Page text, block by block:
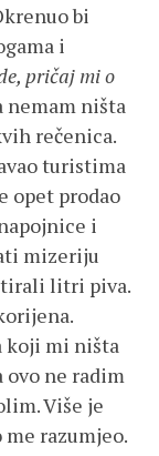
bi
i
pričaj mi o
nemam ništa
rečenica.
turistima
opet prodao
i
mizeriju
litri piva.
koji mi ništa
ovo ne radim
Više je
me razumjeo.